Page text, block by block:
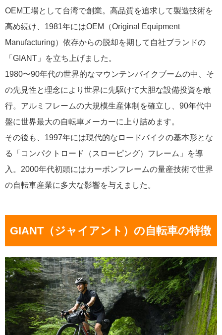
OEM工場として台湾で創業。高品質を追求して製造技術を
高め続け、1981年にはOEM（Original Equipment
Manufacturing）依存からの脱却を期して自社ブランドの
「GIANT」を立ち上げました。
1980〜90年代の世界的なマウンテンバイクブームの中、そ
の先見性と理念により世界に先駆けて大胆な設備投資を敢
行。アルミフレームの大規模生産体制を確立し、90年代中
盤に世界最大の自転車メーカーに上り詰めます。
その後も、1997年には現代的なロードバイクの基本形とな
る「コンパクトロード（スローピング）フレーム」を導
入。2000年代初頭にはカーボンフレームの量産技術で世界
の自転車産業に多大な影響を与えました。
GIANT（ジャイアント）の自転車の特徴